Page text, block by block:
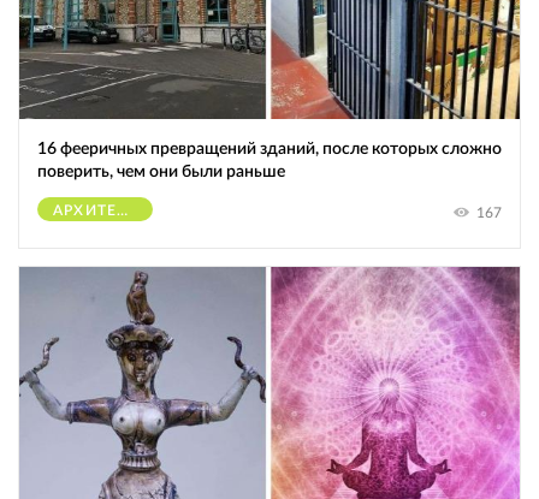
16 фееричных превращений зданий, после которых сложно
поверить, чем они были раньше
АРХИТЕКТУРА 167